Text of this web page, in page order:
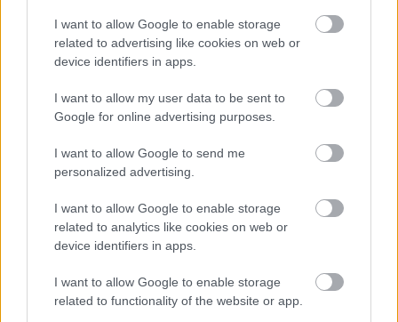
I want to allow Google to enable storage
related to advertising like cookies on web or
device identifiers in apps.
I want to allow my user data to be sent to
Google for online advertising purposes.
I want to allow Google to send me
personalized advertising.
I want to allow Google to enable storage
related to analytics like cookies on web or
device identifiers in apps.
I want to allow Google to enable storage
related to functionality of the website or app.
felújított német színházban
2016.08.31
állításával kezdődik az évad az ország egyetlen német nyelvű
teátrumában, a szekszárdi Magyarországi Német Színházban
Nagymányokon
2016.08.20
Az ország megtartásának és építésének fontosságáról beszélt a
Miniszterelnökség nemzetpolitikáért felelős államtitkára
szombaton Nagymányokon rendezett Szent István-napi egyházi